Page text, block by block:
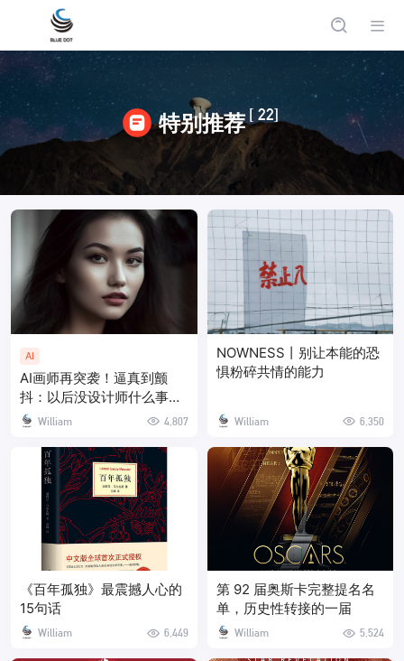
特别推荐 [ 22]
AI
AI画师再突袭！逼真到颤
抖：以后没设计师什么事
了…William 4,807
NOWNESS丨别让本能的恐
惧粉碎共情的能力
William 6,350
《百年孤独》最震撼人心的
15句话
William 6,449
第 92 届奥斯卡完整提名名
单，历史性转接的一届
William 5,524